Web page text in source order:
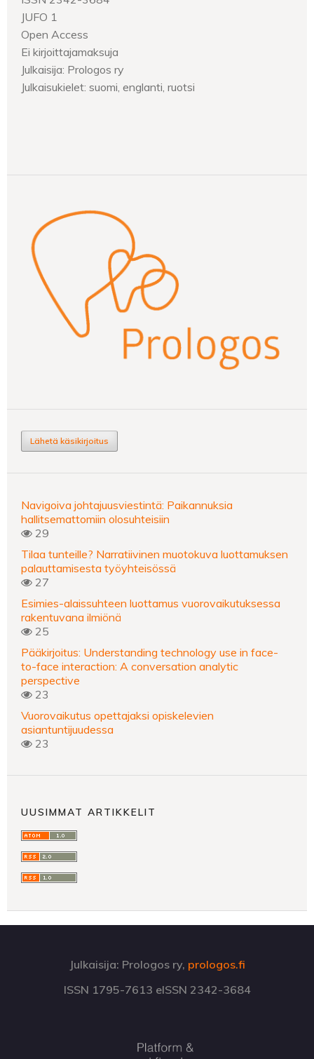
JUFO 1
Open Access
Ei kirjoittajamaksuja
Julkaisija: Prologos ry
Julkaisukielet: suomi, englanti, ruotsi
Lähetä käsikirjoitus
Navigoiva johtajuusviestintä: Paikannuksia
hallitsemattomiin olosuhteisiin
29
Tilaa tunteille? Narratiivinen muotokuva luottamuksen
palauttamisesta työyhteisössä
27
Esimies-alaissuhteen luottamus vuorovaikutuksessa
rakentuvana ilmiönä
25
Pääkirjoitus: Understanding technology use in face-
to-face interaction: A conversation analytic
perspective
23
Vuorovaikutus opettajaksi opiskelevien
asiantuntijuudessa
23
UUSIMMAT ARTIKKELIT
Julkaisija: Prologos ry, prologos.fi
ISSN 1795-7613 eISSN 2342-3684